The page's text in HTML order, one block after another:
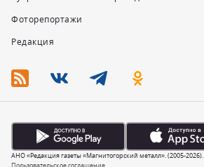
Фоторепортажи
Редакция
АНО «Редакция газеты «Магнитогорский металл». (2005-2026).